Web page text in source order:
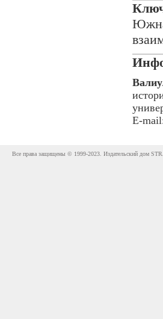
E-
Все права защищены © 1999-2023. Издательский дом